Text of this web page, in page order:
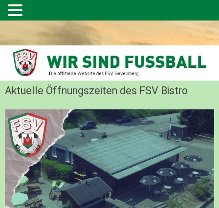
Aktuelle Öffnungszeiten des FSV Bistro